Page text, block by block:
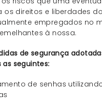
os direitos e liberdades
empregados no
à nossa.
de segurança
seguintes:
de senhas